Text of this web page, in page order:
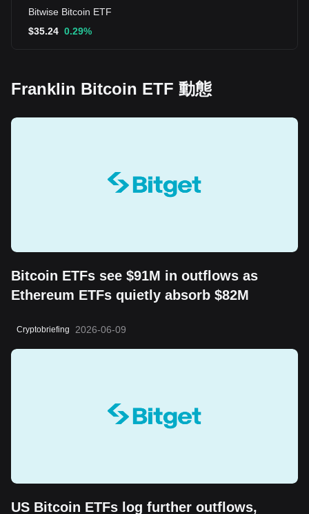
Bitwise Bitcoin ETF
$35.24 0.29%
Franklin Bitcoin ETF 動態
Bitcoin ETFs see $91M in outflows as
Ethereum ETFs quietly absorb $82M
Cryptobriefing 2026-06-09
US Bitcoin ETFs log further outflows,